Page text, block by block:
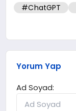
#ChatGPT
Yorum Yap
Ad Soyad: